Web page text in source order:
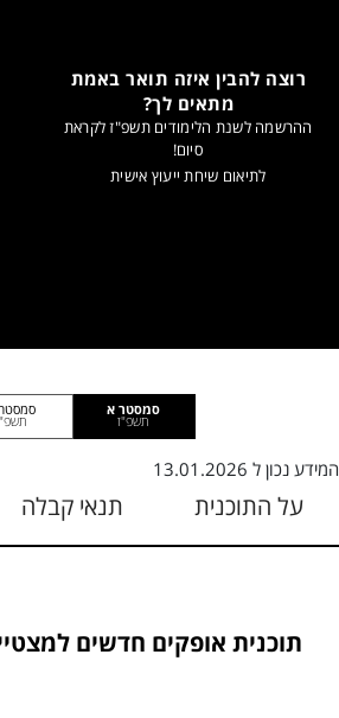
רוצה להבין איזה תואר באמת
מתאים לך?
ההרשמה לשנת הלימודים תשפ"ז לקראת
סיום!
לתיאום שיחת ייעוץ אישית
סמסטר א
תשפ"ז
המידע נכון ל 13.01.2026
על התוכנית תנאי קבלה
תוכנית אופקים חדשים